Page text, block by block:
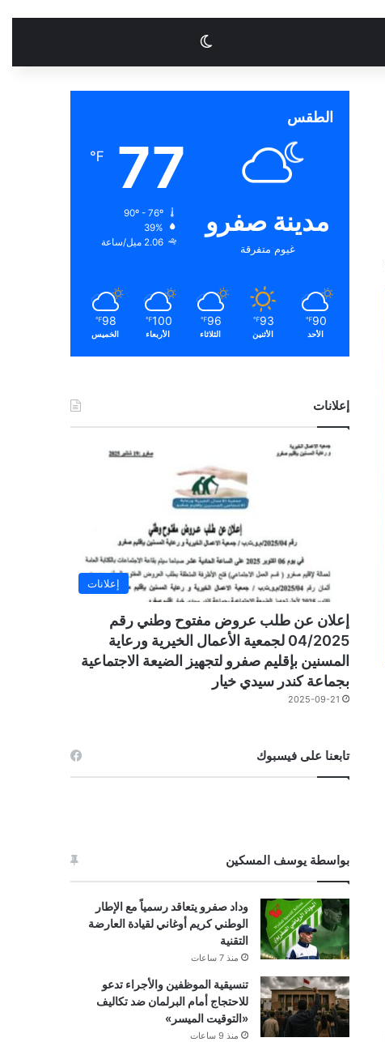
الوضع المظلم
الطقس
مدينة صفرو
غيوم متفرقة
77
℉
39%
2.06 ميل/ساعة
90
℉
الأحد
93
℉
الأثنين
96
℉
الثلاثاء
100
℉
الأربعاء
98
℉
الخميس
إعلانات
إعلانات
إعلان عن طلب عروض مفتوح وطني رقم
04/2025 لجمعية الأعمال الخيرية ورعاية
المسنين بإقليم صفرو لتجهيز الضيعة الاجتماعية
بجماعة كندر سيدي خيار
2025-09-21
تابعنا على فيسبوك
بواسطة يوسف المسكين
وداد صفرو يتعاقد رسمياً مع الإطار
الوطني كريم أوغاني لقيادة العارضة
التقنية
منذ 7 ساعات
تنسيقية الموظفين والأجراء تدعو
للاحتجاج أمام البرلمان ضد تكاليف
«التوقيت الميسر»
منذ 9 ساعات